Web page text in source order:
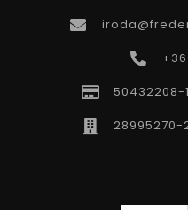
50432208-
28995270-